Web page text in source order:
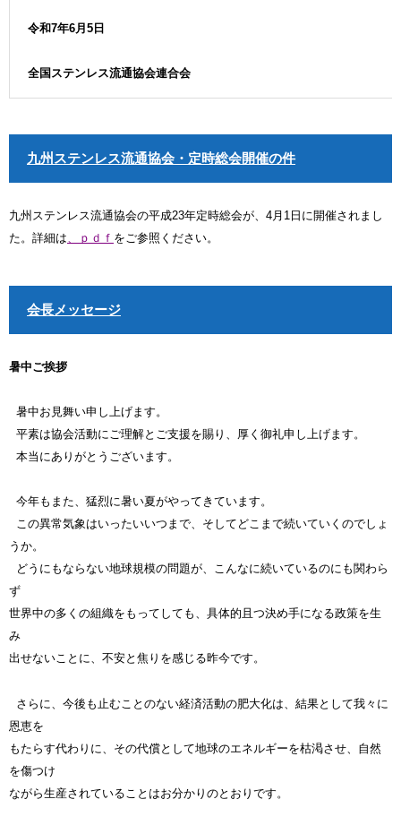
令和7年6月5日
全国ステンレス流通協会連合会
九州ステンレス流通協会・定時総会開催の件
九州ステンレス流通協会の平成23年定時総会が、4月1日に開催されまし
た。詳細は、ｐｄｆ をご参照ください。
会長メッセージ
暑中ご挨拶
暑中お見舞い申し上げます。
平素は協会活動にご理解とご支援を賜り、厚く御礼申し上げます。
本当にありがとうございます。
今年もまた、猛烈に暑い夏がやってきています。
この異常気象はいったいいつまで、そしてどこまで続いていくのでしょ
うか。
どうにもならない地球規模の問題が、こんなに続いているのにも関わら
ず
世界中の多くの組織をもってしても、具体的且つ決め手になる政策を生
み
出せないことに、不安と焦りを感じる昨今です。
さらに、今後も止むことのない経済活動の肥大化は、結果として我々に
恩恵を
もたらす代わりに、その代償として地球のエネルギーを枯渇させ、自然
を傷つけ
ながら生産されていることはお分かりのとおりです。